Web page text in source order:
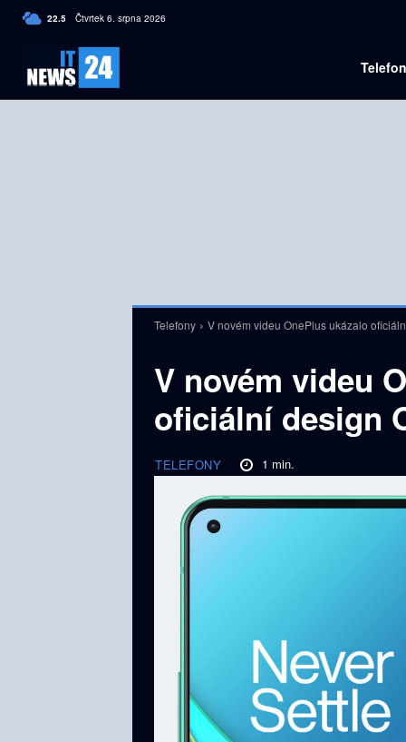
22.5 C Czech
Čtvrtek 6. srpna 2026
Telefony V novém videu OnePlus ukázalo
V novém videu
oficiální design
TELEFONY 1 min.